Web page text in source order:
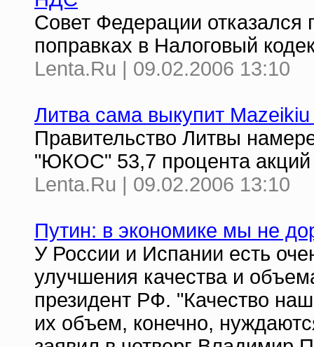
Совет Федерации отказался
поправках в Налоговый
Lenta.Ru | 09.02.2006 13:10
Литва сама выкупит
Правительство Литвы
"ЮКОС" 53,7 процента акций
Lenta.Ru | 09.02.2006 13:10
Путин: в экономике мы не
У России и Испании есть
улучшения качества и
президент РФ. "Качество
их объем, конечно,